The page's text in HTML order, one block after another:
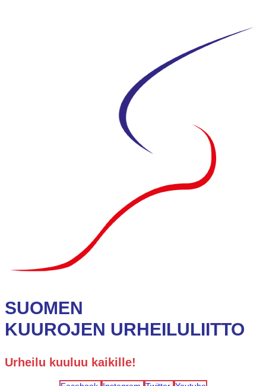
SUOMEN
KUUROJEN URHEILULIITTO
Urheilu kuuluu kaikille!